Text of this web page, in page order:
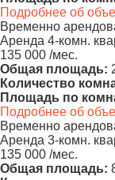
Подробнее об
Временно
Аренда 4-комн.
135 000 /мес.
Общая площадь:
Количество
Площадь по
Подробнее об
Временно
Аренда 3-комн.
135 000 /мес.
Общая площадь: